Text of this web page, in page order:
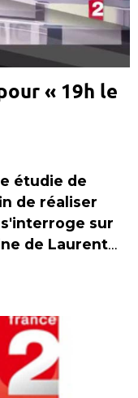
« 19h le
étudie de
de réaliser
sur
de Laurent